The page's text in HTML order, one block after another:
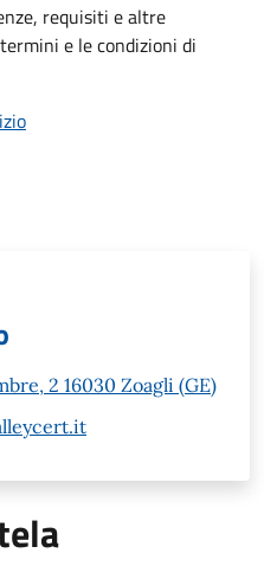
requisiti e altre
e le condizioni di
2 16030 Zoagli (GE)